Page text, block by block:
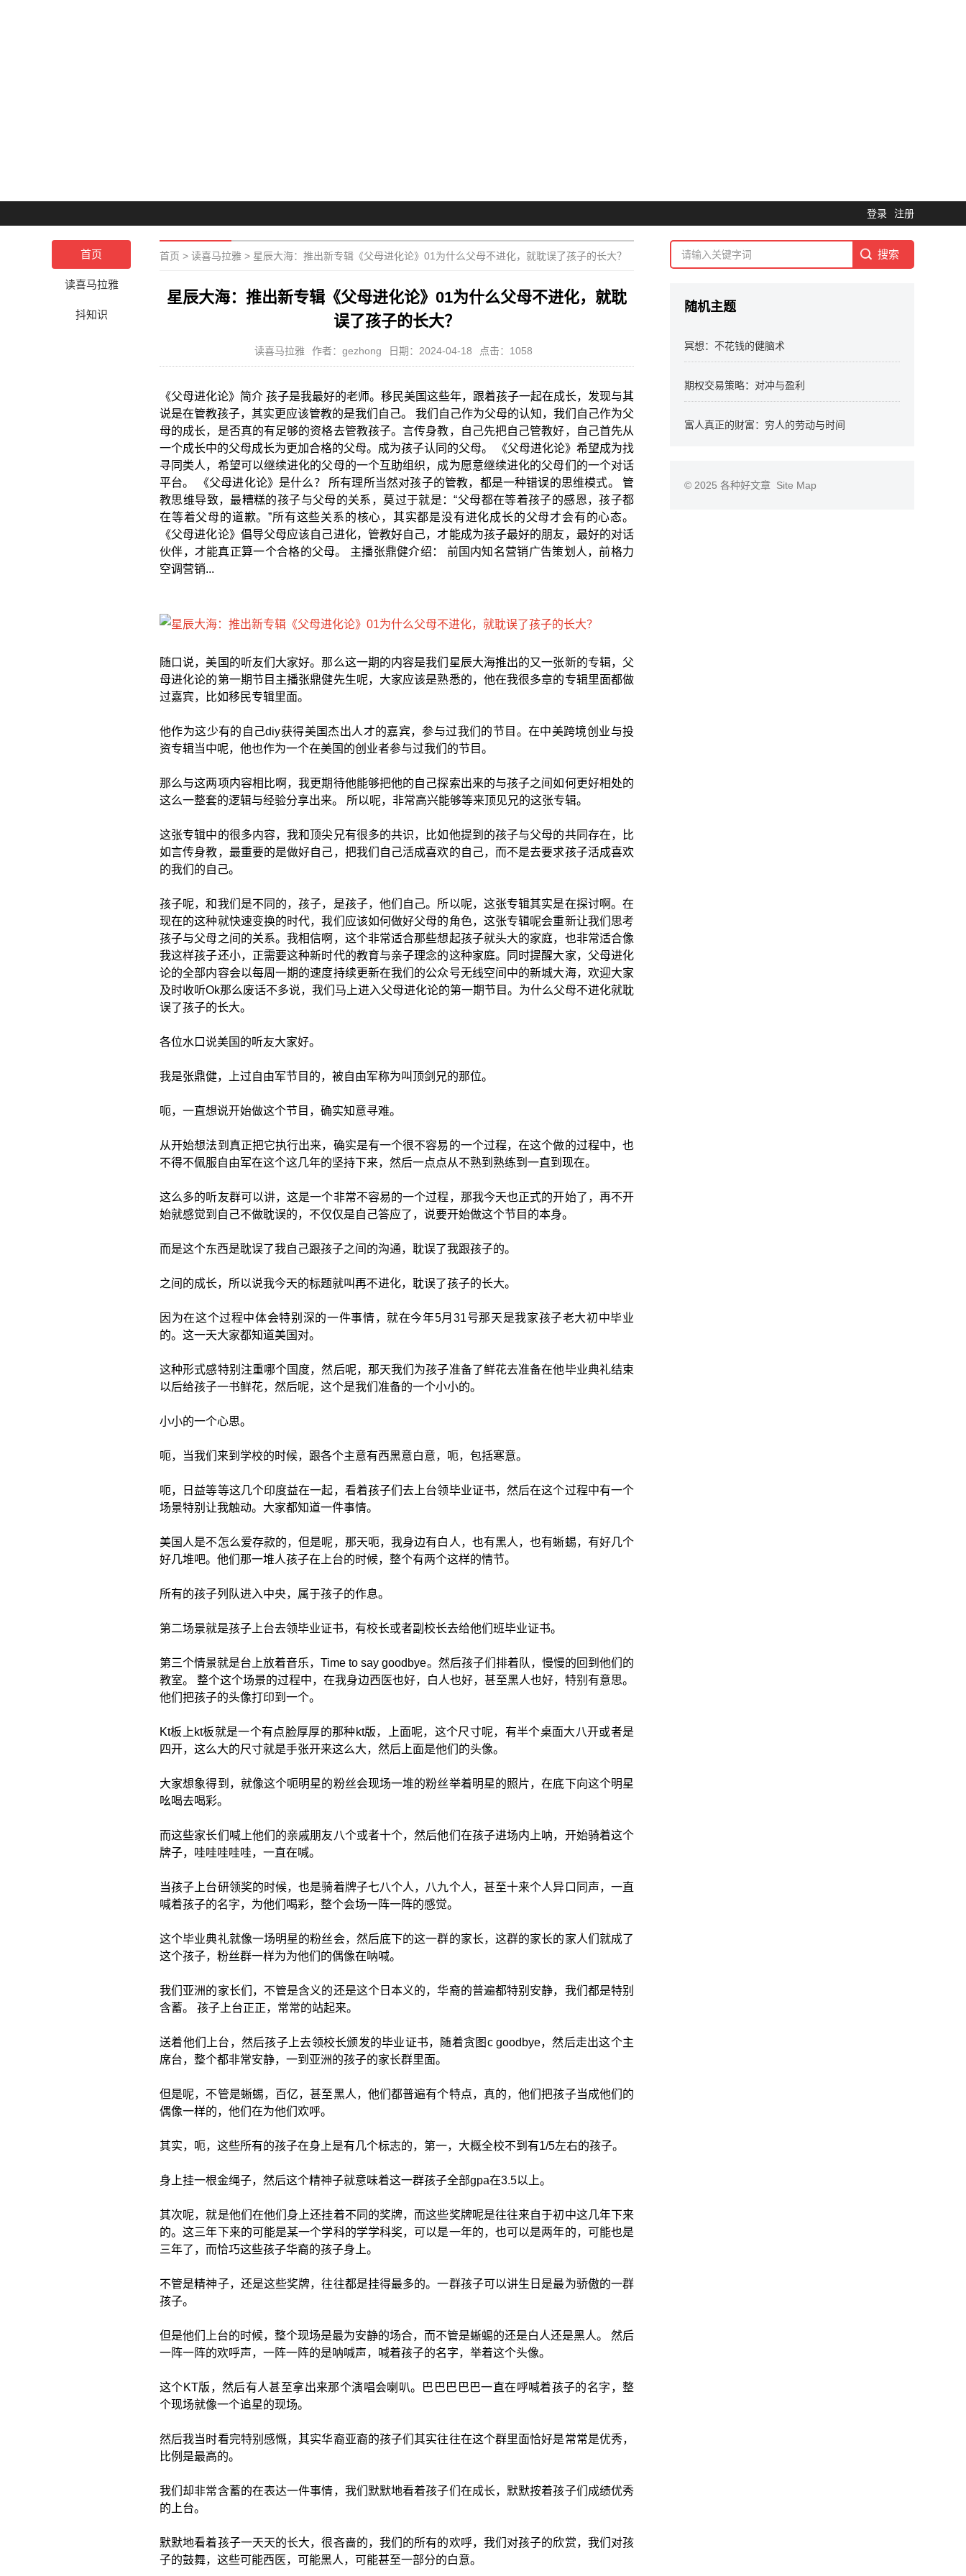
登录 注册
首页
读喜马拉雅
抖知识
首页 > 读喜马拉雅 > 星辰大海：推出新专辑《父母进化论》01为什么父母不进化，就耽误了孩子的长大？
星辰大海：推出新专辑《父母进化论》01为什么父母不进化，就耽
误了孩子的长大？
读喜马拉雅 作者：gezhong 日期：2024-04-18 点击：1058
《父母进化论》简介 孩子是我最好的老师。移民美国这些年，跟着孩子一起在成长，发现与其
说是在管教孩子，其实更应该管教的是我们自己。 我们自己作为父母的认知，我们自己作为父
母的成长，是否真的有足够的资格去管教孩子。言传身教，自己先把自己管教好，自己首先从
一个成长中的父母成长为更加合格的父母。成为孩子认同的父母。 《父母进化论》希望成为找
寻同类人，希望可以继续进化的父母的一个互助组织，成为愿意继续进化的父母们的一个对话
平台。 《父母进化论》是什么？ 所有理所当然对孩子的管教，都是一种错误的思维模式。 管
教思维导致，最糟糕的孩子与父母的关系，莫过于就是：“父母都在等着孩子的感恩，孩子都
在等着父母的道歉。”所有这些关系的核心，其实都是没有进化成长的父母才会有的心态。
《父母进化论》倡导父母应该自己进化，管教好自己，才能成为孩子最好的朋友，最好的对话
伙伴，才能真正算一个合格的父母。 主播张鼎健介绍： 前国内知名营销广告策划人，前格力
空调营销...
随口说，美国的听友们大家好。那么这一期的内容是我们星辰大海推出的又一张新的专辑，父
母进化论的第一期节目主播张鼎健先生呢，大家应该是熟悉的，他在我很多章的专辑里面都做
过嘉宾，比如移民专辑里面。
他作为这少有的自己diy获得美国杰出人才的嘉宾，参与过我们的节目。在中美跨境创业与投
资专辑当中呢，他也作为一个在美国的创业者参与过我们的节目。
那么与这两项内容相比啊，我更期待他能够把他的自己探索出来的与孩子之间如何更好相处的
这么一整套的逻辑与经验分享出来。 所以呢，非常高兴能够等来顶见兄的这张专辑。
这张专辑中的很多内容，我和顶尖兄有很多的共识，比如他提到的孩子与父母的共同存在，比
如言传身教，最重要的是做好自己，把我们自己活成喜欢的自己，而不是去要求孩子活成喜欢
的我们的自己。
孩子呢，和我们是不同的，孩子，是孩子，他们自己。所以呢，这张专辑其实是在探讨啊。在
现在的这种就快速变换的时代，我们应该如何做好父母的角色，这张专辑呢会重新让我们思考
孩子与父母之间的关系。我相信啊，这个非常适合那些想起孩子就头大的家庭，也非常适合像
我这样孩子还小，正需要这种新时代的教育与亲子理念的这种家庭。同时提醒大家，父母进化
论的全部内容会以每周一期的速度持续更新在我们的公众号无线空间中的新城大海，欢迎大家
及时收听Ok那么废话不多说，我们马上进入父母进化论的第一期节目。为什么父母不进化就耽
误了孩子的长大。
各位水口说美国的听友大家好。
我是张鼎健，上过自由军节目的，被自由军称为叫顶剑兄的那位。
呃，一直想说开始做这个节目，确实知意寻难。
从开始想法到真正把它执行出来，确实是有一个很不容易的一个过程，在这个做的过程中，也
不得不佩服自由军在这个这几年的坚持下来，然后一点点从不熟到熟练到一直到现在。
这么多的听友群可以讲，这是一个非常不容易的一个过程，那我今天也正式的开始了，再不开
始就感觉到自己不做耽误的，不仅仅是自己答应了，说要开始做这个节目的本身。
而是这个东西是耽误了我自己跟孩子之间的沟通，耽误了我跟孩子的。
之间的成长，所以说我今天的标题就叫再不进化，耽误了孩子的长大。
因为在这个过程中体会特别深的一件事情，就在今年5月31号那天是我家孩子老大初中毕业
的。这一天大家都知道美国对。
这种形式感特别注重哪个国度，然后呢，那天我们为孩子准备了鲜花去准备在他毕业典礼结束
以后给孩子一书鲜花，然后呢，这个是我们准备的一个小小的。
小小的一个心思。
呃，当我们来到学校的时候，跟各个主意有西黑意白意，呃，包括寒意。
呃，日益等等这几个印度益在一起，看着孩子们去上台领毕业证书，然后在这个过程中有一个
场景特别让我触动。大家都知道一件事情。
美国人是不怎么爱存款的，但是呢，那天呃，我身边有白人，也有黑人，也有蜥蜴，有好几个
好几堆吧。他们那一堆人孩子在上台的时候，整个有两个这样的情节。
所有的孩子列队进入中央，属于孩子的作息。
第二场景就是孩子上台去领毕业证书，有校长或者副校长去给他们班毕业证书。
第三个情景就是台上放着音乐，Time to say goodbye。然后孩子们排着队，慢慢的回到他们的
教室。 整个这个场景的过程中，在我身边西医也好，白人也好，甚至黑人也好，特别有意思。
他们把孩子的头像打印到一个。
Kt板上kt板就是一个有点脸厚厚的那种kt版，上面呢，这个尺寸呢，有半个桌面大八开或者是
四开，这么大的尺寸就是手张开来这么大，然后上面是他们的头像。
大家想象得到，就像这个呃明星的粉丝会现场一堆的粉丝举着明星的照片，在底下向这个明星
吆喝去喝彩。
而这些家长们喊上他们的亲戚朋友八个或者十个，然后他们在孩子进场内上呐，开始骑着这个
牌子，哇哇哇哇哇，一直在喊。
当孩子上台研领奖的时候，也是骑着牌子七八个人，八九个人，甚至十来个人异口同声，一直
喊着孩子的名字，为他们喝彩，整个会场一阵一阵的感觉。
这个毕业典礼就像一场明星的粉丝会，然后底下的这一群的家长，这群的家长的家人们就成了
这个孩子，粉丝群一样为为他们的偶像在呐喊。
我们亚洲的家长们，不管是含义的还是这个日本义的，华裔的普遍都特别安静，我们都是特别
含蓄。 孩子上台正正，常常的站起来。
送着他们上台，然后孩子上去领校长颁发的毕业证书，随着贪图c goodbye，然后走出这个主
席台，整个都非常安静，一到亚洲的孩子的家长群里面。
但是呢，不管是蜥蜴，百亿，甚至黑人，他们都普遍有个特点，真的，他们把孩子当成他们的
偶像一样的，他们在为他们欢呼。
其实，呃，这些所有的孩子在身上是有几个标志的，第一，大概全校不到有1/5左右的孩子。
身上挂一根金绳子，然后这个精神子就意味着这一群孩子全部gpa在3.5以上。
其次呢，就是他们在他们身上还挂着不同的奖牌，而这些奖牌呢是往往来自于初中这几年下来
的。这三年下来的可能是某一个学科的学学科奖，可以是一年的，也可以是两年的，可能也是
三年了，而恰巧这些孩子华裔的孩子身上。
不管是精神子，还是这些奖牌，往往都是挂得最多的。一群孩子可以讲生日是最为骄傲的一群
孩子。
但是他们上台的时候，整个现场是最为安静的场合，而不管是蜥蜴的还是白人还是黑人。 然后
一阵一阵的欢呼声，一阵一阵的是呐喊声，喊着孩子的名字，举着这个头像。
这个KT版，然后有人甚至拿出来那个演唱会喇叭。巴巴巴巴巴一直在呼喊着孩子的名字，整
个现场就像一个追星的现场。
然后我当时看完特别感慨，其实华裔亚裔的孩子们其实往往在这个群里面恰好是常常是优秀，
比例是最高的。
我们却非常含蓄的在表达一件事情，我们默默地看着孩子们在成长，默默按着孩子们成绩优秀
的上台。
默默地看着孩子一天天的长大，很吝啬的，我们的所有的欢呼，我们对孩子的欣赏，我们对孩
子的鼓舞，这些可能西医，可能黑人，可能甚至一部分的白意。
随机主题
冥想：不花钱的健脑术
期权交易策略：对冲与盈利
富人真正的财富：穷人的劳动与时间
© 2025 各种好文章 Site Map